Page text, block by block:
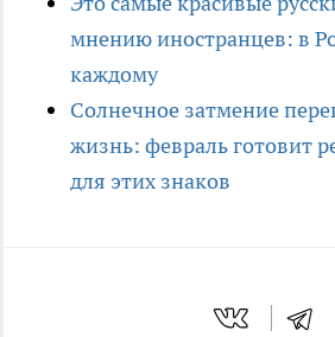
мнению иностранцев: в
каждому
Солнечное затмение
жизнь: февраль готовит
для этих знаков